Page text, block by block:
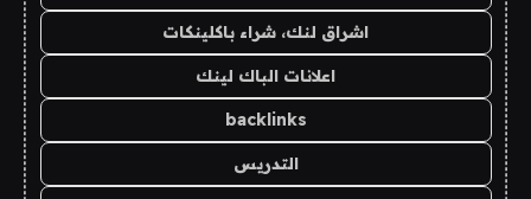
اشراق لنك، شراء باكلينكات
اعلانات الباك لينك
backlinks
التدريس